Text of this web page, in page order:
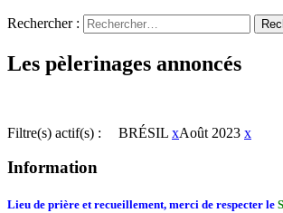
Rechercher :
Les pèlerinages annoncés
Filtre(s) actif(s) : BRÉSIL xAoût 2023 x
Information
Lieu de prière et recueillement, merci de respecter le